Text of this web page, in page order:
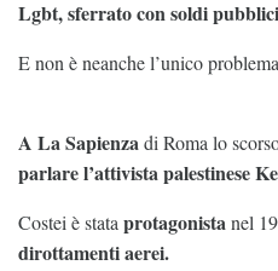
Lgbt, sferrato con soldi
E non è neanche l’unico
A La Sapienzadi Roma lo
parlare l’attivista palestinese
Costei è stata protagonistanel
dirottamenti aerei.